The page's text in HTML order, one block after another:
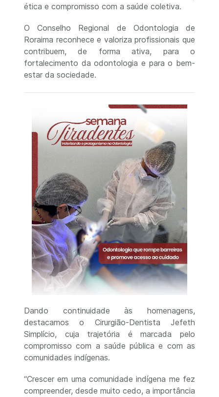
ética e compromisso com a saúde coletiva.
O Conselho Regional de Odontologia de
Roraima reconhece e valoriza profissionais que
contribuem, de forma ativa, para o
fortalecimento da odontologia e para o bem-
estar da sociedade.
Dando continuidade às homenagens,
destacamos o Cirurgião-Dentista Jefeth
Simplício, cuja trajetória é marcada pelo
compromisso com a saúde pública e com as
comunidades indígenas.
“Crescer em uma comunidade indígena me fez
compreender, desde muito cedo, a importância